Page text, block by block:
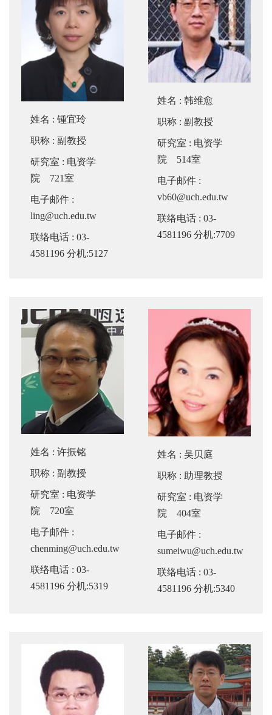
姓名 : 锺宜玲
职称 : 副教授
研究室 : 电资学
院 721室
电子邮件 :
ling@uch.edu.tw
联络电话 : 03-
4581196 分机:5127
姓名 : 韩维愈
职称 : 副教授
研究室 : 电资学
院 514室
电子邮件 :
vb60@uch.edu.tw
联络电话 : 03-
4581196 分机:7709
姓名 : 许振铭
职称 : 副教授
研究室 : 电资学
院 720室
电子邮件 :
chenming@uch.edu.tw
联络电话 : 03-
4581196 分机:5319
姓名 : 吴贝庭
职称 : 助理教授
研究室 : 电资学
院 404室
电子邮件 :
sumeiwu@uch.edu.tw
联络电话 : 03-
4581196 分机:5340